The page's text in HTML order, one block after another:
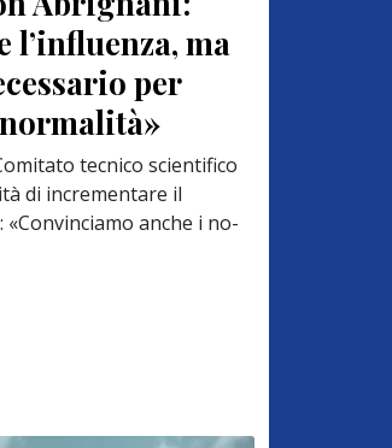
l’influenza, ma
per
tecnico scientifico
di incrementare il
anche i no-